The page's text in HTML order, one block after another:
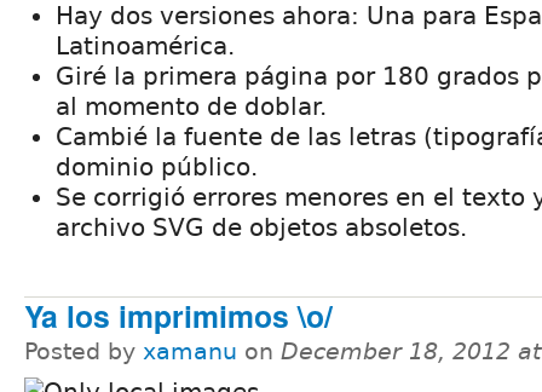
Hay dos versiones ahora: Una para
Latinoamérica.
Giré la primera página por 180 grados
al momento de doblar.
Cambié la fuente de las letras
dominio público.
Se corrigió errores menores en el texto
archivo SVG de objetos absoletos.
Ya los imprimimos \o/
Posted by xamanu on December 18, 2012